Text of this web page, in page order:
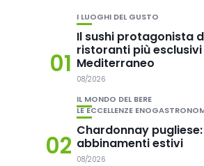
01
I LUOGHI DEL GUSTO
Il sushi protagonista
ristoranti più
Mediterraneo
08/2026
02
IL MONDO DEL BERE
LE ECCELLENZE
Chardonnay
abbinamenti estivi
08/2026